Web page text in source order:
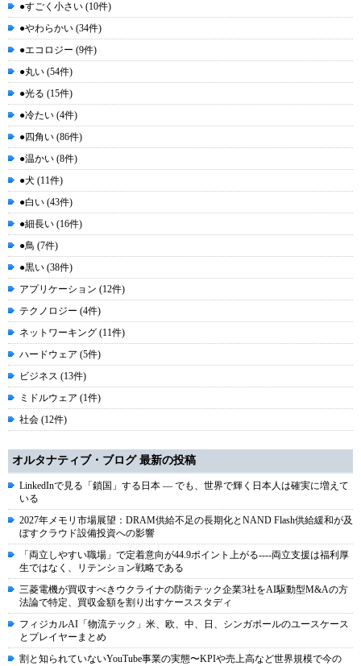
●すごく小さい (10件)
●やわらかい (34件)
●エコロジー (9件)
●丸い (54件)
●光る (15件)
●冷たい (4件)
●四角い (86件)
●温かい (8件)
●犬 (11件)
●白い (43件)
●細長い (16件)
●鳥 (7件)
●黒い (38件)
アプリケーション (12件)
テクノロジー (4件)
ネットワーキング (11件)
ハードウェア (5件)
ビジネス (13件)
ミドルウェア (1件)
社会 (12件)
オルタナティブ・ブログ 最新の投稿
LinkedInで見る「鎖国」する日本 ― でも、世界で輝く日本人は確実に増えて
いる
2027年メモリ市場展望：DRAM供給不足の長期化とNAND Flash供給緩和が及
ぼすクラウド設備投資への影響
「両立しやすい職場」で定着意向が44.9ポイント上がる----両立支援は福利厚
生ではなく、リテンション戦略である
三菱電機が買収すべきウクライナの防衛テック企業3社をAI駆動型M&Aの方
法論で特定、買収金額を割り出すケーススタディ
フィジカルAI「物流テック」米、欧、中、日、シンガポールのユースケース
とプレイヤーまとめ
割と知られていないYouTube事業の実態〜KPIや売上高など世界規模で今の